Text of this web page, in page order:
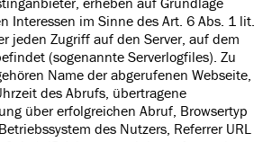
Interessen im Sinne des Art. 6 Abs. 1 lit.
jeden Zugriff auf den Server, auf dem
(sogenannte Serverlogfiles). Zu
Name der abgerufenen Webseite,
des Abrufs, übertragene
über erfolgreichen Abruf, Browsertyp
des Nutzers, Referrer URL